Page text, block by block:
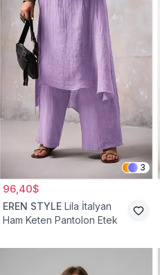
3
96,40$
EREN STYLE Lila İtalyan
Ham Keten Pantolon Etek